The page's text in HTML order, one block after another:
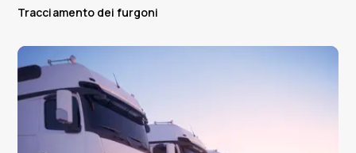
Tracciamento dei furgoni